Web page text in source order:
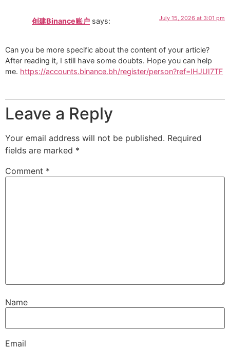
创建Binance账户 says: July 15, 2026 at 3:01 pm
Can you be more specific about the content of your article?
After reading it, I still have some doubts. Hope you can help
me. https://accounts.binance.bh/register/person?ref=IHJUI7TF
Leave a Reply
Your email address will not be published. Required
fields are marked *
Comment *
Name
Email